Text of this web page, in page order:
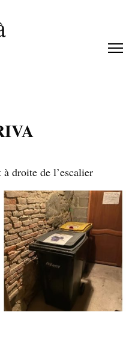
droite de l’escalier